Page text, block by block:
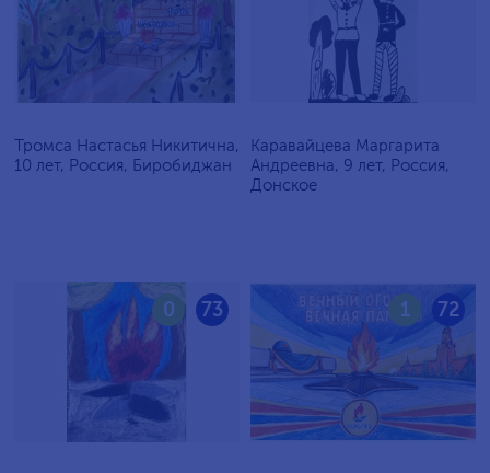
Тромса Настасья Никитична,
10 лет, Россия, Биробиджан
Каравайцева Маргарита
Андреевна, 9 лет, Россия,
Донское
73
0 72
1